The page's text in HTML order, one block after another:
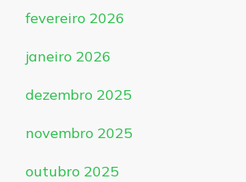
fevereiro 2026
janeiro 2026
dezembro 2025
novembro 2025
outubro 2025